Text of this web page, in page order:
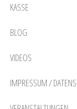
KASSE
BLOG
VIDEOS
IMPRESSUM /